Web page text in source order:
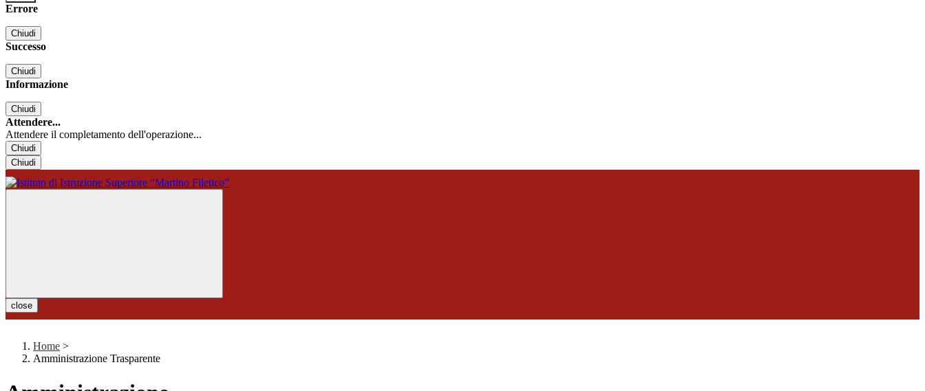
Errore
Chiudi
Successo
Chiudi
Informazione
Chiudi
Attendere...
Attendere il completamento dell'operazione...
Chiudi
Chiudi
close
Home >
Amministrazione Trasparente